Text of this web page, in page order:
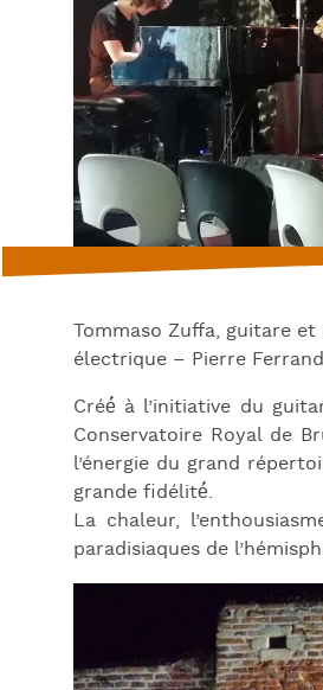
Tommaso Zuffa, guitare
électrique – Pierre
Créé́ à l’initiative du
Conservatoire Royal de
l’énergie du grand
grande fidélité́.
La chaleur,
paradisiaques de